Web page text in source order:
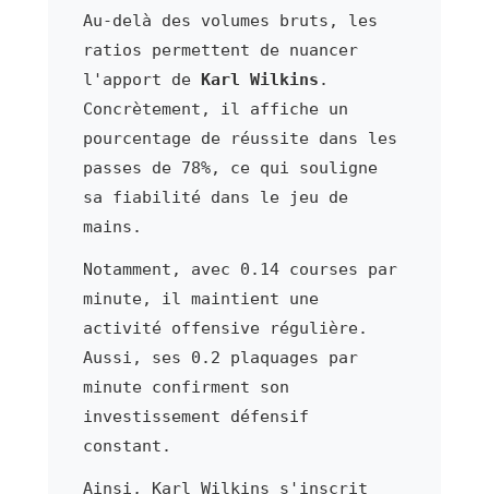
Au-delà des volumes bruts, les
ratios permettent de nuancer
l'apport de Karl Wilkins .
Concrètement, il affiche un
pourcentage de réussite dans les
passes de 78%, ce qui souligne
sa fiabilité dans le jeu de
mains.
Notamment, avec 0.14 courses par
minute, il maintient une
activité offensive régulière.
Aussi, ses 0.2 plaquages par
minute confirment son
investissement défensif
constant.
Ainsi, Karl Wilkins s'inscrit